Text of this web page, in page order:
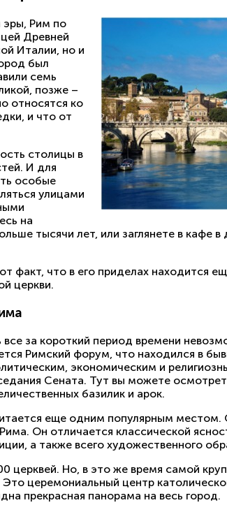
эры, Рим по
Древней
Италии, но и
был
семь
позже –
относятся ко
и что от
столицы в
И для
особые
улицами
на
тысячи лет, или заглянете в кафе
факт, что в его приделах находится
церкви.
все за короткий период времени
Римский форум, что находился в
экономическим и
Сената. Тут вы можете
базилик и арок.
еще одним популярным местом.
Он отличается классической
а также всего художественного
церквей. Но, в это же время самой
церемониальный центр
прекрасная панорама на весь город.